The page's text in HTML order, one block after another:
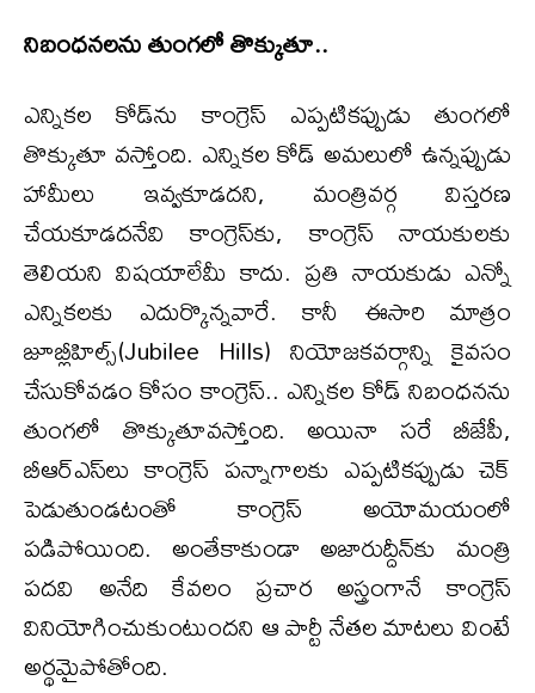
నిబంధనలను తుంగలో తొక్కుతూ..
ఎన్నికల కోడ్‌ను కాంగ్రెస్ ఎప్పటికప్పుడు తుంగలో
తొక్కుతూ వస్తోంది. ఎన్నికల కోడ్ అమలులో ఉన్నప్పుడు
హామీలు ఇవ్వకూడదని, మంత్రివర్గ విస్తరణ
చేయకూడదనేవి కాంగ్రెస్‌కు, కాంగ్రెస్ నాయకులకు
తెలియని విషయాలేమీ కాదు. ప్రతి నాయకుడు ఎన్నో
ఎన్నికలకు ఎదుర్కొన్నవారే. కానీ ఈసారి మాత్రం
జూబ్లీహిల్స్(Jubilee Hills) నియోజకవర్గాన్ని కైవసం
చేసుకోవడం కోసం కాంగ్రెస్.. ఎన్నికల కోడ్ నిబంధనను
తుంగలో తొక్కుతూవస్తోంది. అయినా సరే బీజేపీ,
బీఆర్ఎస్‌లు కాంగ్రెస్ పన్నాగాలకు ఎప్పటికప్పుడు చెక్
పెడుతుండటంతో కాంగ్రెస్ అయోమయంలో
పడిపోయింది. అంతేకాకుండా అజారుద్దీన్‌కు మంత్రి
పదవి అనేది కేవలం ప్రచార అస్త్రంగానే కాంగ్రెస్
వినియోగించుకుంటుందని ఆ పార్టీ నేతల మాటలు వింటే
అర్థమైపోతోంది.